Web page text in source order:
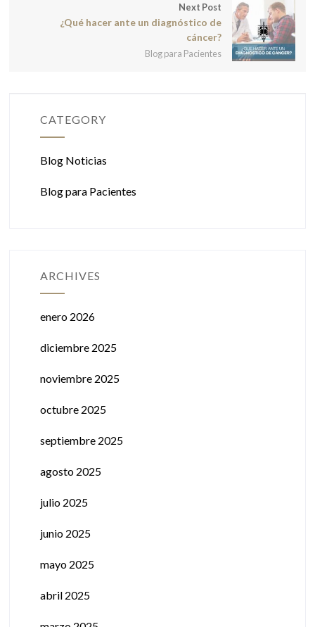
Next Post
¿Qué hacer ante un diagnóstico de
cáncer?
Blog para Pacientes
CATEGORY
Blog Noticias
Blog para Pacientes
ARCHIVES
enero 2026
diciembre 2025
noviembre 2025
octubre 2025
septiembre 2025
agosto 2025
julio 2025
junio 2025
mayo 2025
abril 2025